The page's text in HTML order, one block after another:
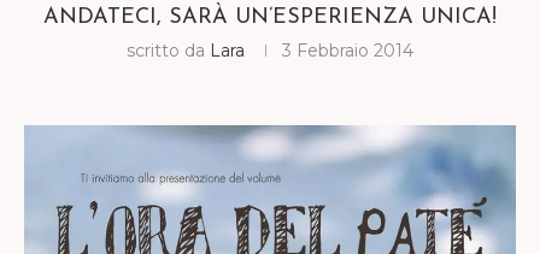
ANDATECI, SARÀ UN’ESPERIENZA UNICA!
scritto da Lara 3 Febbraio 2014